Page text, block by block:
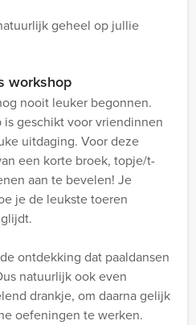
geheel op jullie
workshop
nooit leuker begonnen.
is geschikt voor vriendinnen
uitdaging. Voor deze
een korte broek, topje/t-
aan te bevelen! Je
je de leukste toeren
ontdekking dat paaldansen
natuurlijk ook even
drankje, om daarna gelijk
oefeningen te werken.